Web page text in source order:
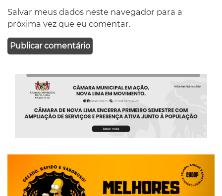
Salvar meus dados neste navegador para a
próxima vez que eu comentar.